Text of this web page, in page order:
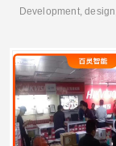
Development,